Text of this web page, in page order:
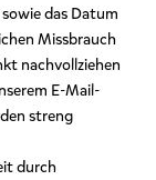
das Datum
Missbrauch
nachvollziehen
E-Mail-
streng
durch